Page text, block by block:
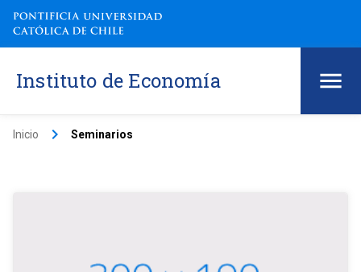
Instituto de Economía
Inicio keyboard_arrow_right Seminarios